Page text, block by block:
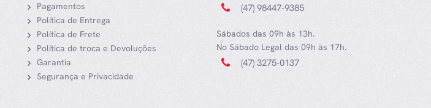
Pagamentos
Política de Entrega
Política de Frete
Política de troca e Devoluções
Garantia
Segurança e Privacidade
(47) 98447-9385
Sábados das 09h às 13h.
No Sábado Legal das 09h às 17h.
(47) 3275-0137